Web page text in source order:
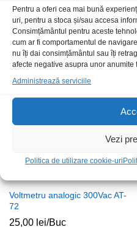
Pentru a oferi cea mai bună
uri, pentru a stoca și/sau accesa
Consimțământul pentru aceste
cum ar fi comportamentul de
nu îți dai consimțământul sau îți
afecte negative asupra unor anumite
Administrează serviciile
Vezi
Politica de utilizare cookie-uri
Ampermetru analogic 10Aac
18,00lei /Buc
Stoc epuizat
Voltmetru analogic 300Vac AT-
72
25,00 lei/Buc